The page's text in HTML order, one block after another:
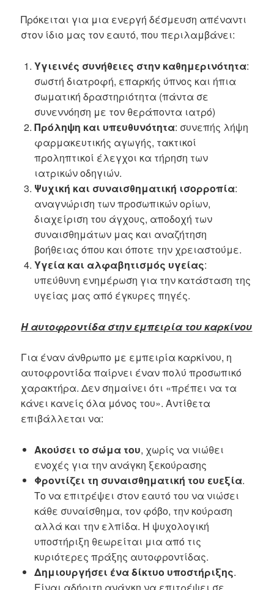
Πρόκειται για μια ενεργή δέσμευση απέναντι
στον ίδιο μας τον εαυτό, που περιλαμβάνει:
Υγιεινές συνήθειες στην καθημερινότητα:
σωστή διατροφή, επαρκής ύπνος και ήπια
σωματική δραστηριότητα (πάντα σε
συνεννόηση με τον θεράποντα ιατρό)
Πρόληψη και υπευθυνότητα: συνεπής λήψη
φαρμακευτικής αγωγής, τακτικοί
προληπτικοί έλεγχοι κα τήρηση των
ιατρικών οδηγιών.
Ψυχική και συναισθηματική ισορροπία:
αναγνώριση των προσωπικών ορίων,
διαχείριση του άγχους, αποδοχή των
συναισθημάτων μας και αναζήτηση
βοήθειας όπου και όποτε την χρειαστούμε.
Υγεία και αλφαβητισμός υγείας:
υπεύθυνη ενημέρωση για την κατάσταση της
υγείας μας από έγκυρες πηγές.
Η αυτοφροντίδα στην εμπειρία του καρκίνου
Για έναν άνθρωπο με εμπειρία καρκίνου, η
αυτοφροντίδα παίρνει έναν πολύ προσωπικό
χαρακτήρα. Δεν σημαίνει ότι «πρέπει να τα
κάνει κανείς όλα μόνος του». Αντίθετα
επιβάλλεται να:
Ακούσει το σώμα του, χωρίς να νιώθει
ενοχές για την ανάγκη ξεκούρασης
Φροντίζει τη συναισθηματική του ευεξία.
Το να επιτρέψει στον εαυτό του να νιώσει
κάθε συναίσθημα, τον φόβο, την κούραση
αλλά και την ελπίδα. Η ψυχολογική
υποστήριξη θεωρείται μια από τις
κυριότερες πράξης αυτοφροντίδας.
Δημιουργήσει ένα δίκτυο υποστήριξης.
Είναι αδήριτη ανάγκη να επιτρέψει σε